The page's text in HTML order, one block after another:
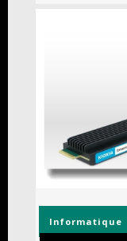
Informatique